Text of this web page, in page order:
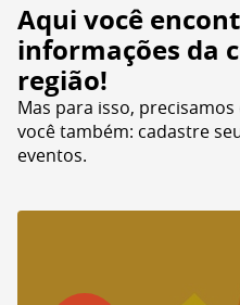
Aqui você
informações da
região!
Mas para isso,
você também: cadastre
eventos.